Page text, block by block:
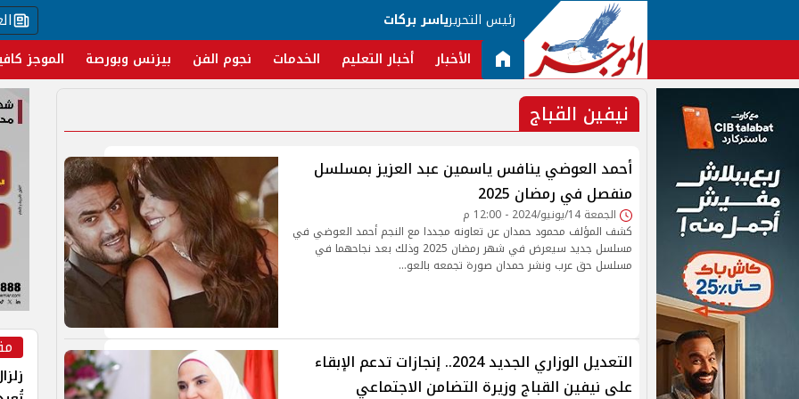
رئيس التحريرياسر بركات
الأخبار أخبار التعليم الخدمات نجوم الفن بيزنس وبورصة الموجز
نيفين القباج
أحمد العوضي ينافس ياسمين عبد العزيز بمسلسل
منفصل في رمضان 2025
الجمعة 14/يونيو/2024 - 12:00 م
كشف المؤلف محمود حمدان عن تعاونه مجددا مع النجم أحمد العوضي في
مسلسل جديد سيعرض في شهر رمضان 2025 وذلك بعد نجاحهما في
مسلسل حق عرب ونشر حمدان صورة تجمعه بالعو…
التعديل الوزاري الجديد 2024.. إنجازات تدعم الإبقاء
على نيفين القباج وزيرة التضامن الاجتماعي